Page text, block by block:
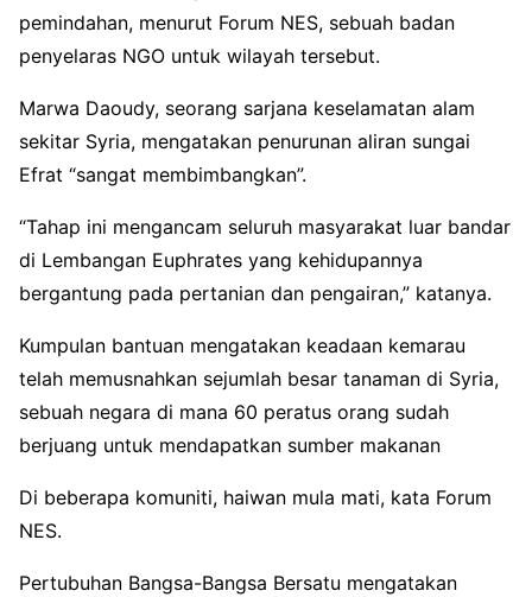
pemindahan, menurut Forum NES, sebuah badan
penyelaras NGO untuk wilayah tersebut.
Marwa Daoudy, seorang sarjana keselamatan alam
sekitar Syria, mengatakan penurunan aliran sungai
Efrat “sangat membimbangkan”.
“Tahap ini mengancam seluruh masyarakat luar bandar
di Lembangan Euphrates yang kehidupannya
bergantung pada pertanian dan pengairan,” katanya.
Kumpulan bantuan mengatakan keadaan kemarau
telah memusnahkan sejumlah besar tanaman di Syria,
sebuah negara di mana 60 peratus orang sudah
berjuang untuk mendapatkan sumber makanan
Di beberapa komuniti, haiwan mula mati, kata Forum
NES.
Pertubuhan Bangsa-Bangsa Bersatu mengatakan